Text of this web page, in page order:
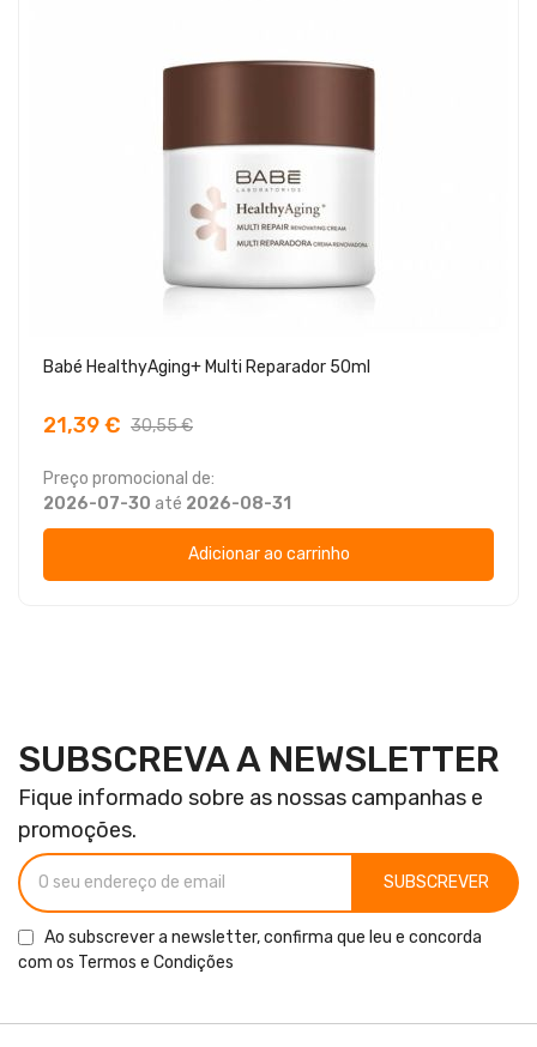
Babé HealthyAging+ Multi Reparador 50ml
21,39 € 30,55 €
Preço promocional de:
2026-07-30 até 2026-08-31
Adicionar ao carrinho
SUBSCREVA A NEWSLETTER
Fique informado sobre as nossas campanhas e
promoções.
SUBSCREVER
Ao subscrever a newsletter, confirma que leu e concorda
com os Termos e Condições